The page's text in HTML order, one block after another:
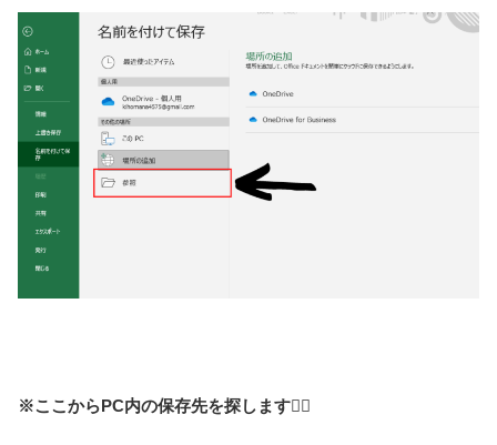
※ここからPC内の保存先を探します🙆‍♀️